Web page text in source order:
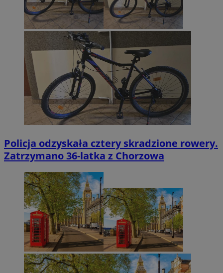
Policja odzyskała cztery skradzione rowery.
Zatrzymano 36-latka z Chorzowa